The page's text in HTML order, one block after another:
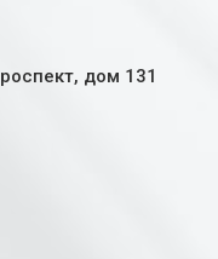
дом 131